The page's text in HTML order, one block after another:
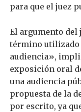
para que el juez
El argumento del
término utilizado
audiencia»,
exposición oral
una audiencia
propuesta de la
por escrito, ya